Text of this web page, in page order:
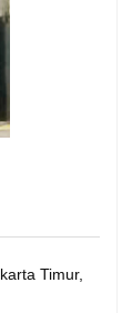
Timur,